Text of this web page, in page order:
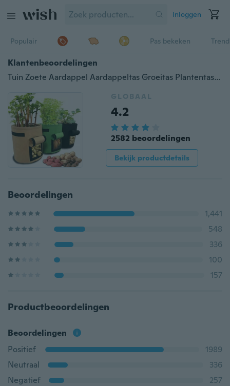
Inloggen
Populair Pas bekeken
Klantenbeoordelingen
Tuin Zoete Aardappel Aardappeltas Groeitas Plantentas Schoonheid Plantentas Planten Boomzak Plantengroei Zak Aardappelpot PFW
GLOBAAL
4.2
2582 beoordelingen
Bekijk productdetails
Beoordelingen
1,441
548
336
100
157
Productbeoordelingen
Beoordelingen
Positief
1989
Neutraal
336
Negatief
257